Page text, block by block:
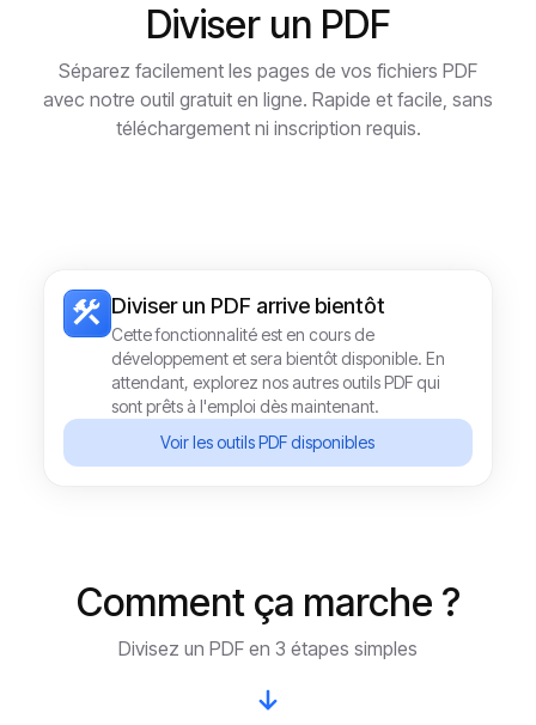
Diviser un PDF
Séparez facilement les pages de vos fichiers PDF
avec notre outil gratuit en ligne. Rapide et facile, sans
téléchargement ni inscription requis.
Diviser un PDF arrive bientôt
Cette fonctionnalité est en cours de
développement et sera bientôt disponible. En
attendant, explorez nos autres outils PDF qui
sont prêts à l'emploi dès maintenant.
Voir les outils PDF disponibles
Comment ça marche ?
Divisez un PDF en 3 étapes simples